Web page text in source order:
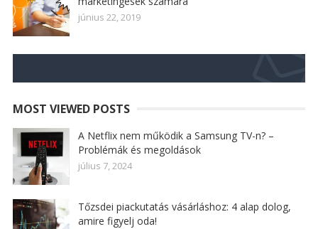
június 22, 2019
MOST VIEWED POSTS
A Netflix nem működik a Samsung TV-n? –
Problémák és megoldások
július 7, 2024
Tőzsdei piackutatás vásárláshoz: 4 alap dolog,
amire figyelj oda!